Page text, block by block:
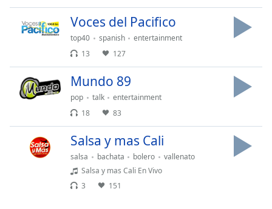
Voces del Pacifico
top40 spanish
entertainment
13
127
Mundo 89
pop talk
entertainment
18
83
Salsa y mas Cali
salsa bachata bolero
vallenato
Salsa y mas Cali En Vivo
3
151